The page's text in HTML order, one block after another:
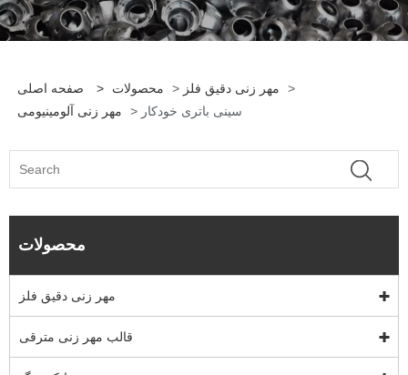
صفحه اصلی > محصولات > مهر زنی دقیق فلز
>
مهر زنی آلومینیومی
> سینی باتری خودکار
محصولات
مهر زنی دقیق فلز
قالب مهر زنی مترقی